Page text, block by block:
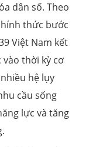
dân số. Theo
thức bước
Việt Nam kết
thời kỳ cơ
hệ lụy
cầu sống
lực và tăng